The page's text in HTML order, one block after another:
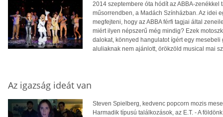
2014 szeptembere óta hódít az ABBA-
műsorrendben, a Madách Színházban. Az idei
megfejteni, hogy az ABBA férfi tagjai által
miért ilyen népszerű még mindig? Ezek
dalokat, könnyed hangulatot ígért egy
aluliaknak nem ajánlott, örökzöld musical mai
Az igazság ideát van
Steven Spielberg, kedvenc popcorn mozis
Harmadik típusú találkozások, az E.T. - A